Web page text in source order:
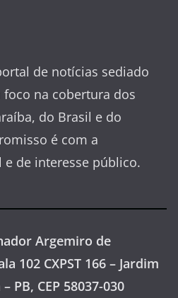
de notícias sediado
foco na cobertura dos
do Brasil e do
é com a
de interesse público.
Argemiro de
102 CXPST 166 – Jardim
PB, CEP 58037-030